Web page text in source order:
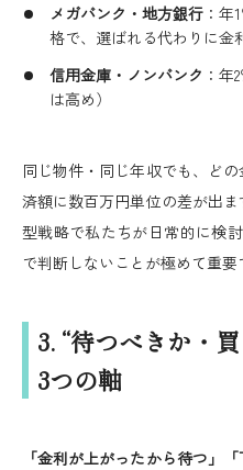
メガバンク・地方銀行 ：
格で、選ばれる代わりに金
信用金庫・ノンバンク ：
は高め）
同じ物件・同じ年収でも、ど
済額に数百万円単位の差が出
型戦略で私たちが日常的に検
で判断しないことが極めて重要
3. “待つべきか・
3つの軸
「金利が上がったから待つ」